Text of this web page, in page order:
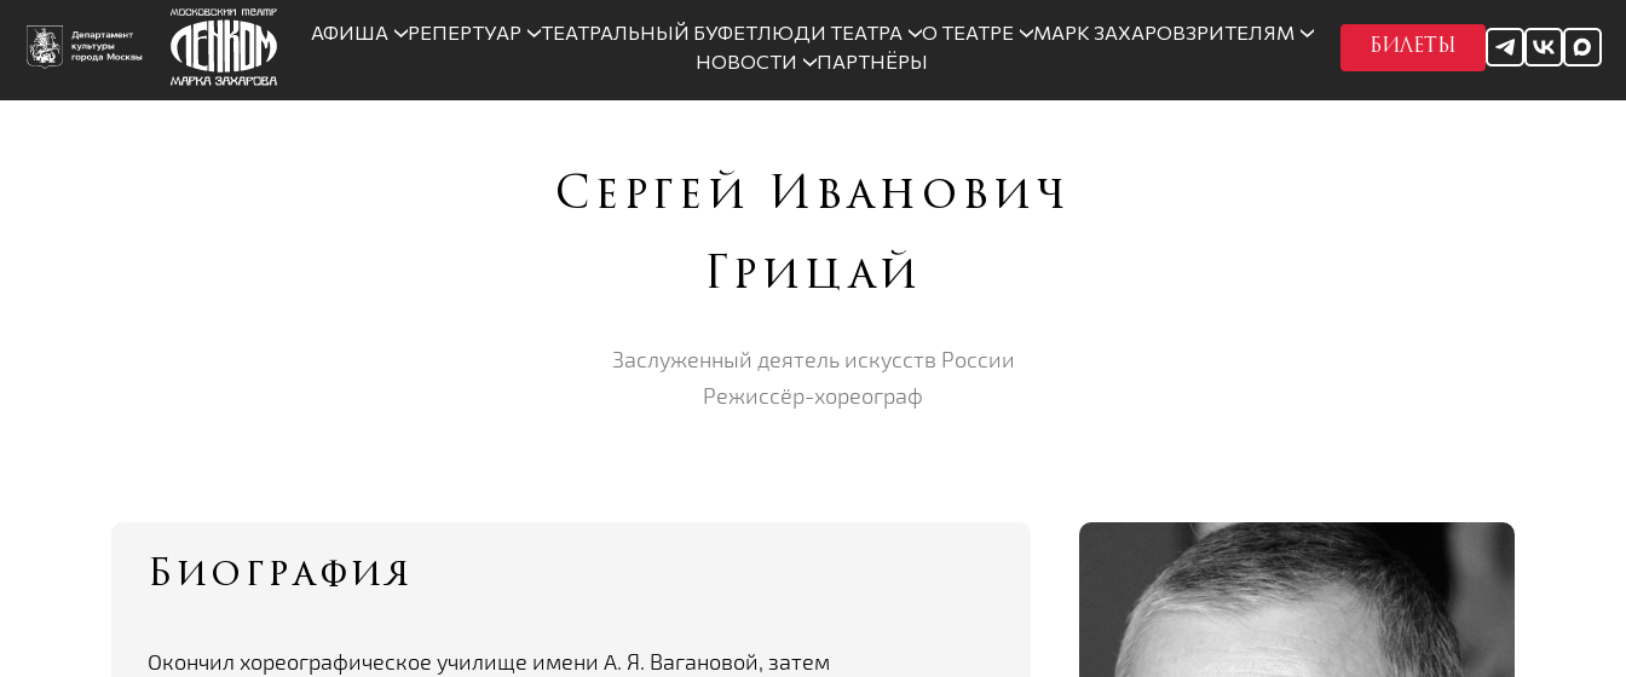
АФИША РЕПЕРТУАР ТЕАТРАЛЬНЫЙ БУФЕТЛЮДИ ТЕАТРА О ТЕАТРЕ МАРК ЗАХАРОВЗРИТЕЛЯМ
НОВОСТИ
ПАРТНЁРЫ
БИЛЕТЫ
Сергей Иванович
Грицай
Заслуженный деятель искусств России
Режиссёр-хореограф
Биография
Окончил хореографическое училище имени А. Я. Вагановой, затем